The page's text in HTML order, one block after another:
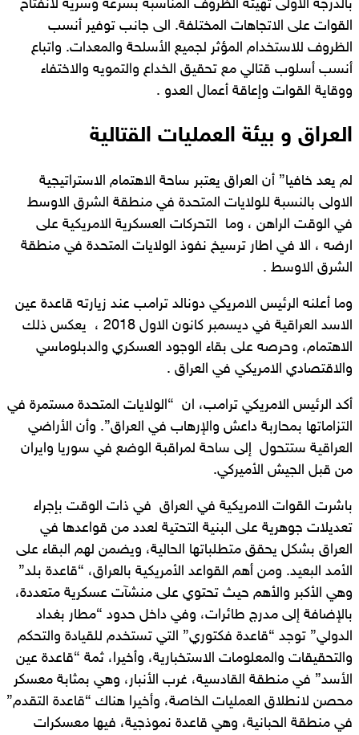
بالدرجة الاولى تهيئة الظروف المناسبة بسرعة وسرية لانفتاح
القوات على الاتجاهات المختلفة. الى جانب توفير أنسب
الظروف للاستخدام المؤثر لجميع الأسلحة والمعدات. واتباع
أنسب أسلوب قتالي مع تحقيق الخداع والتمويه والاختفاء
ووقاية القوات وإعاقة أعمال العدو .
العراق و بيئة العمليات القتالية
لم يعد خافيا” أن العراق يعتبر ساحة الاهتمام الاستراتيجية
الاولى بالنسبة للولايات المتحدة في منطقة الشرق الاوسط
في الوقت الراهن ، وما التحركات العسكرية الامريكية على
ارضه ، الا في اطار ترسيخ نفوذ الولايات المتحدة في منطقة
الشرق الاوسط .
وما أعلنه الرئيس الامريكي دونالد ترامب عند زيارته قاعدة عين
الاسد العراقية في ديسمبر كانون الاول 2018 ، يعكس ذلك
الاهتمام، وحرصه على بقاء الوجود العسكري والدبلوماسي
والاقتصادي الامريكي في العراق .
أكد الرئيس الامريكي ترامب، ان “الولايات المتحدة مستمرة في
التزاماتها بمحاربة داعش والإرهاب في العراق”. وأن الأراضي
العراقية ستتحول إلى ساحة لمراقبة الوضع في سوريا وايران
من قبل الجيش الأميركي.
باشرت القوات الامريكية في العراق في ذات الوقت بإجراء
تعديلات جوهرية على البنية التحتية لعدد من قواعدها في
العراق بشكل يحقق متطلباتها الحالية، ويضمن لهم البقاء على
الأمد البعيد. ومن أهم القواعد الأمريكية بالعراق، “قاعدة بلد”
وهي الأكبر والأهم حيث تحتوي على منشآت عسكرية متعددة،
بالإضافة إلى مدرج طائرات، وفي داخل حدود “مطار بغداد
الدولي” توجد “قاعدة فكتوري” التي تستخدم للقيادة والتحكم
والتحقيقات والمعلومات الاستخبارية، وأخيرا، ثمة “قاعدة عين
الأسد” في منطقة القادسية، غرب الأنبار، وهي بمثابة معسكر
محصن لانطلاق العمليات الخاصة، وأخيرا هناك “قاعدة التقدم”
في منطقة الحبانية، وهي قاعدة نموذجية، فيها معسكرات